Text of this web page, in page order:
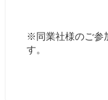
※同業社様のご参
す。